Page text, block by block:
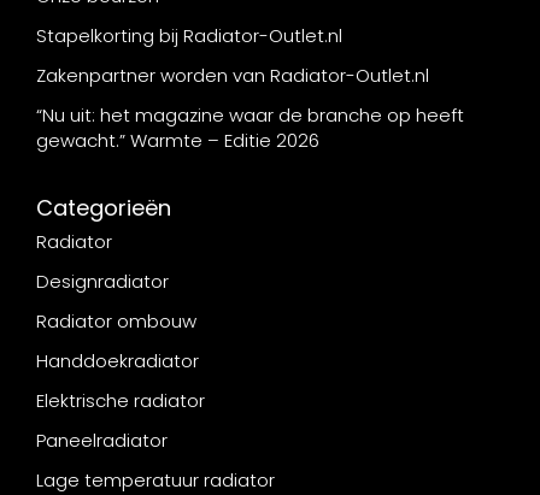
Stapelkorting bij Radiator-Outlet.nl
Zakenpartner worden van Radiator-Outlet.nl
“Nu uit: het magazine waar de branche op heeft
gewacht.” Warmte – Editie 2026
Categorieën
Radiator
Designradiator
Radiator ombouw
Handdoekradiator
Elektrische radiator
Paneelradiator
Lage temperatuur radiator